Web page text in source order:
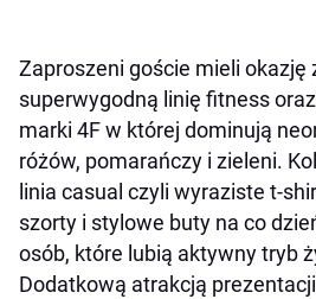
Zaproszeni goście mieli okazję
superwygodną linię fitness
marki 4F w której dominują
różów, pomarańczy i zieleni.
linia casual czyli wyraziste t-
szorty i stylowe buty na co
osób, które lubią aktywny tryb
Dodatkową atrakcją